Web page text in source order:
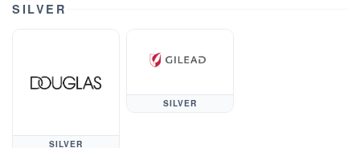
SILVER
SILVER
SILVER